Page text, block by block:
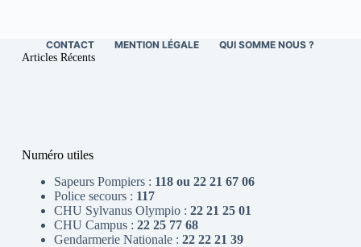
CONTACT MENTION LÉGALE QUI SOMME NOUS ?
Articles Récents
Numéro utiles
Sapeurs Pompiers : 118 ou 22 21 67 06
Police secours : 117
CHU Sylvanus Olympio : 22 21 25 01
CHU Campus : 22 25 77 68
Gendarmerie Nationale : 22 22 21 39